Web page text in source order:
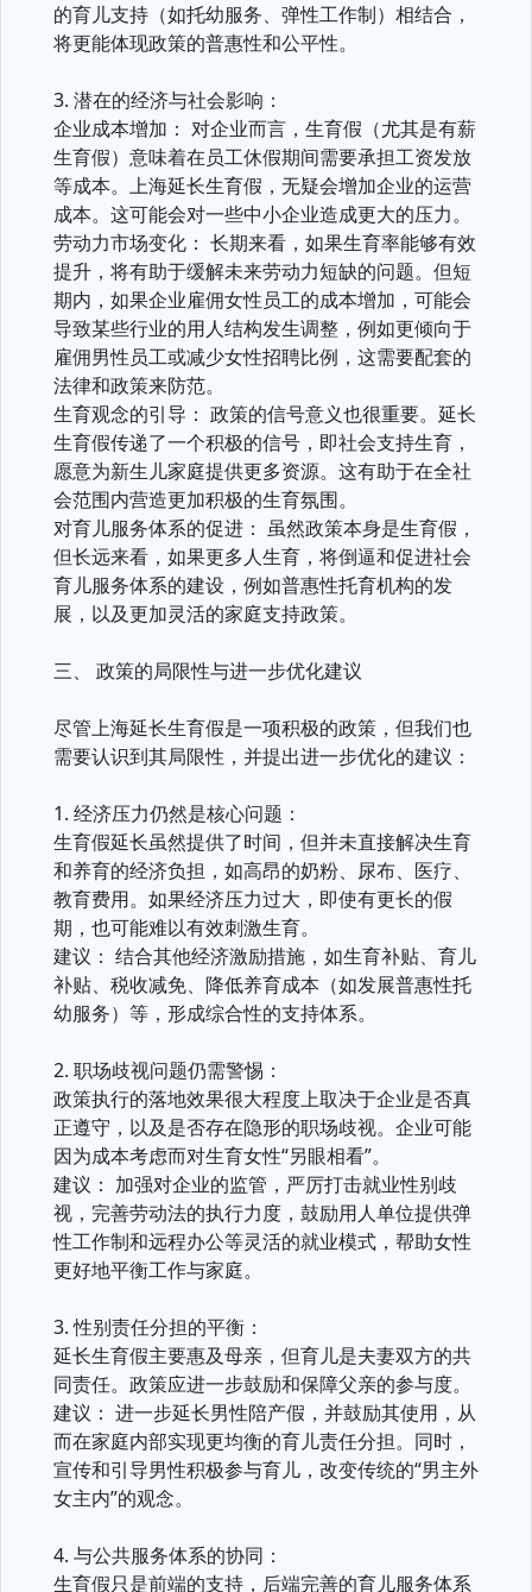
的育儿支持（如托幼服务、弹性工作制）相结合，
将更能体现政策的普惠性和公平性。
3. 潜在的经济与社会影响：
企业成本增加： 对企业而言，生育假（尤其是有薪
生育假）意味着在员工休假期间需要承担工资发放
等成本。上海延长生育假，无疑会增加企业的运营
成本。这可能会对一些中小企业造成更大的压力。
劳动力市场变化： 长期来看，如果生育率能够有效
提升，将有助于缓解未来劳动力短缺的问题。但短
期内，如果企业雇佣女性员工的成本增加，可能会
导致某些行业的用人结构发生调整，例如更倾向于
雇佣男性员工或减少女性招聘比例，这需要配套的
法律和政策来防范。
生育观念的引导： 政策的信号意义也很重要。延长
生育假传递了一个积极的信号，即社会支持生育，
愿意为新生儿家庭提供更多资源。这有助于在全社
会范围内营造更加积极的生育氛围。
对育儿服务体系的促进： 虽然政策本身是生育假，
但长远来看，如果更多人生育，将倒逼和促进社会
育儿服务体系的建设，例如普惠性托育机构的发
展，以及更加灵活的家庭支持政策。
三、 政策的局限性与进一步优化建议
尽管上海延长生育假是一项积极的政策，但我们也
需要认识到其局限性，并提出进一步优化的建议：
1. 经济压力仍然是核心问题：
生育假延长虽然提供了时间，但并未直接解决生育
和养育的经济负担，如高昂的奶粉、尿布、医疗、
教育费用。如果经济压力过大，即使有更长的假
期，也可能难以有效刺激生育。
建议： 结合其他经济激励措施，如生育补贴、育儿
补贴、税收减免、降低养育成本（如发展普惠性托
幼服务）等，形成综合性的支持体系。
2. 职场歧视问题仍需警惕：
政策执行的落地效果很大程度上取决于企业是否真
正遵守，以及是否存在隐形的职场歧视。企业可能
因为成本考虑而对生育女性“另眼相看”。
建议： 加强对企业的监管，严厉打击就业性别歧
视，完善劳动法的执行力度，鼓励用人单位提供弹
性工作制和远程办公等灵活的就业模式，帮助女性
更好地平衡工作与家庭。
3. 性别责任分担的平衡：
延长生育假主要惠及母亲，但育儿是夫妻双方的共
同责任。政策应进一步鼓励和保障父亲的参与度。
建议： 进一步延长男性陪产假，并鼓励其使用，从
而在家庭内部实现更均衡的育儿责任分担。同时，
宣传和引导男性积极参与育儿，改变传统的“男主外
女主内”的观念。
4. 与公共服务体系的协同：
生育假只是前端的支持，后端完善的育儿服务体系